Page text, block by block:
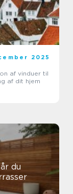
2025
af vinduer til
af dit hjem
du